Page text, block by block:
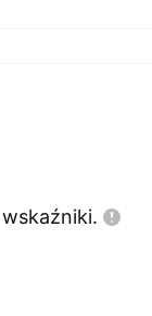
wskaźniki.